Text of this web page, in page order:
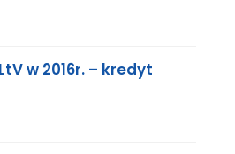
w 2016r. – kredyt